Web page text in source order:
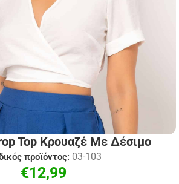
enlarge
Top Κρουαζέ Με Δέσιμο
προϊόντος: 03-103
€12,99